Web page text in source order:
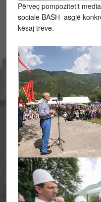
Përveç pompozitetit
sociale BASH asgjë
kësaj treve.